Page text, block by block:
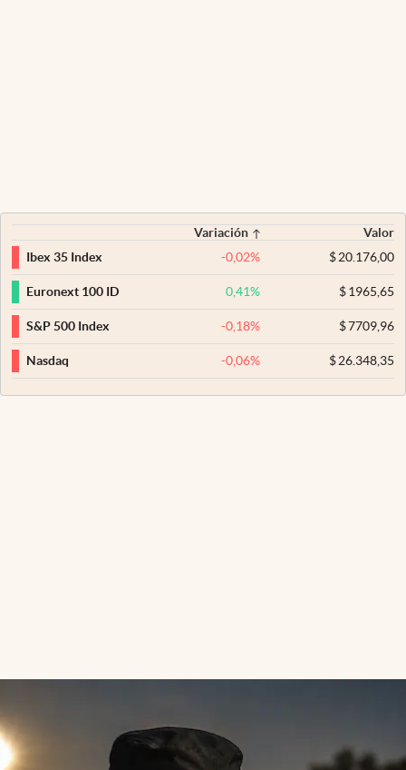
Variación
Valor
Ibex 35 Index
-0,02% $20.176,00
Euronext 100 ID 0,41% $1965,65
S&P 500 Index -0,18% $7709,96
Nasdaq -0,06% $26.348,35